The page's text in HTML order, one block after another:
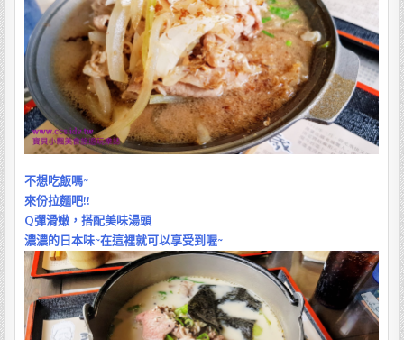
不想吃飯嗎~
來份拉麵吧!!
Q彈滑嫩，搭配美味湯頭
濃濃的日本味~在這裡就可以享受到喔~